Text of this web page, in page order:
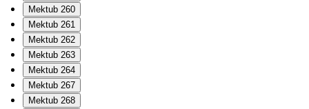
Mektub 260
Mektub 261
Mektub 262
Mektub 263
Mektub 264
Mektub 267
Mektub 268